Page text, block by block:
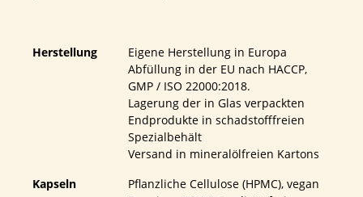
Herstellung
Eigene Herstellung in Europa
Abfüllung in der EU nach HACCP,
GMP / ISO 22000:2018.
Lagerung der in Glas verpackten
Endprodukte in schadstofffreien
Spezialbehält
Versand in mineralölfreien Kartons
Kapseln
Pflanzliche Cellulose (HPMC), vegan